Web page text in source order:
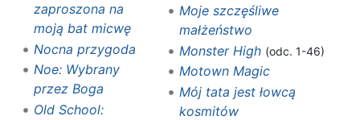
zaproszona na
moją bat micwę
Nocna przygoda
Noe: Wybrany
przez Boga
Old School:
Moje szczęśliwe
małżeństwo
Monster High (odc. 1-46)
Motown Magic‎‎
Mój tata jest łowcą
kosmitów